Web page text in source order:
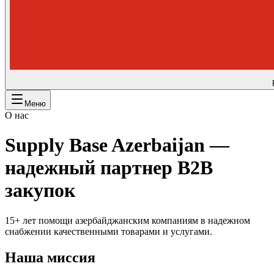
Меню
О нас
Supply Base Azerbaijan —
надежный партнер B2B
закупок
15+ лет помощи азербайджанским компаниям в надежном
снабжении качественными товарами и услугами.
Наша миссия